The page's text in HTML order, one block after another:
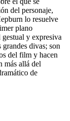
del personaje,
lo resuelve
plano
y expresiva
grandes divas; son
del film y hacen
más allá del
de